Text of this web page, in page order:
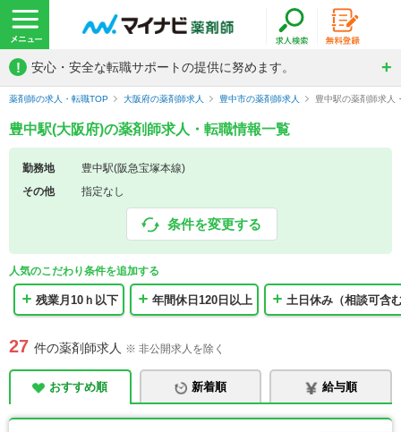
! 安心・安全な転職サポートの提供に努めます。
薬剤師の求人・転職TOP 大阪府の薬剤師求人 豊中市の薬剤師求人 豊中駅の薬剤師求人
豊中駅(大阪府)の薬剤師求人・転職情報一覧
勤務地
豊中駅(阪急宝塚本線)
その他
指定なし
条件を変更する
人気のこだわり条件を追加する
残業月10ｈ以下 年間休日120日以上 土日休み（相談可含
27 件の薬剤師求人 ※ 非公開求人を除く
おすすめ順 新着順 給与順